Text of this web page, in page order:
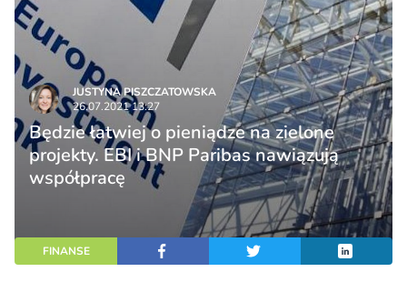
JUSTYNA PISZCZATOWSKA
26.07.2021 13:27
Będzie łatwiej o pieniądze na zielone
projekty. EBI i BNP Paribas nawiązują
współpracę
FINANSE